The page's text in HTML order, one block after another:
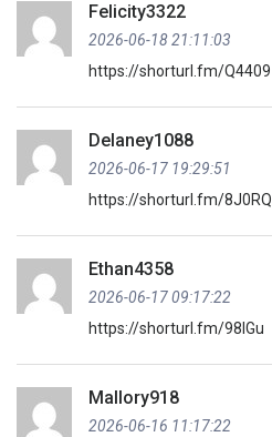
Felicity3322
2026-06-18 21:11:03
https://shorturl.fm/Q4409
Delaney1088
2026-06-17 19:29:51
https://shorturl.fm/8J0RQ
Ethan4358
2026-06-17 09:17:22
https://shorturl.fm/98lGu
Mallory918
2026-06-16 11:17:22